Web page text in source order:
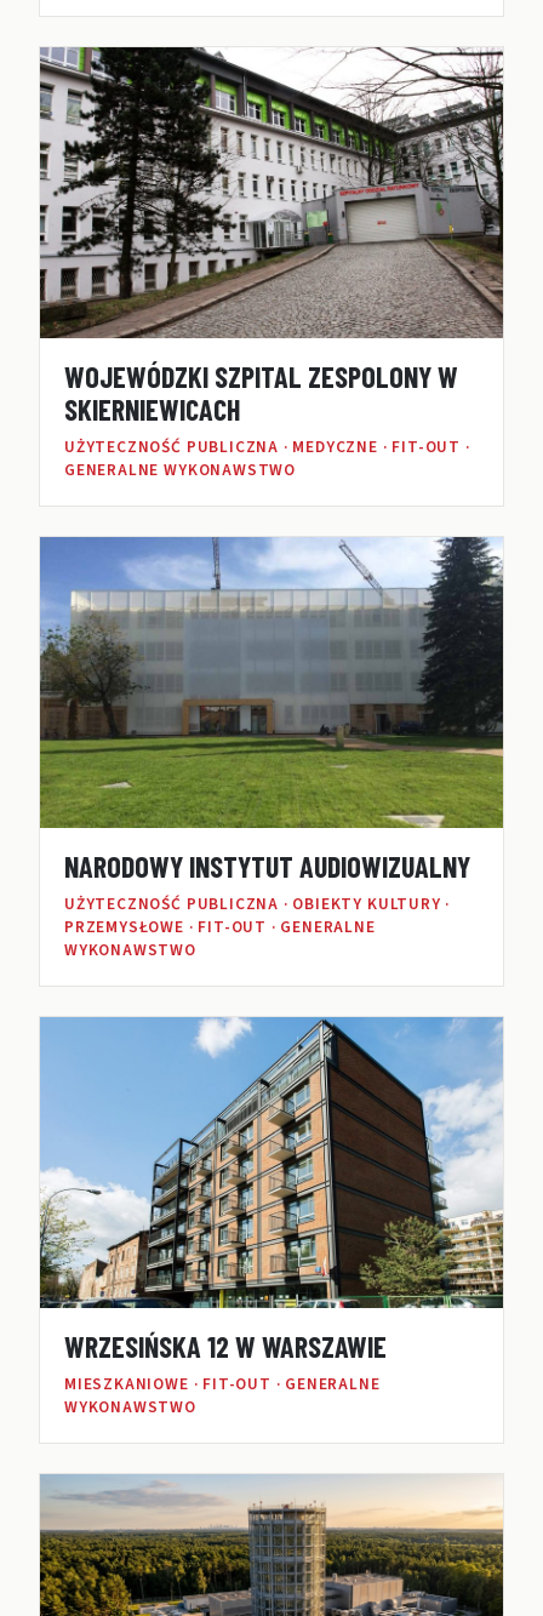
WOJEWÓDZKI SZPITAL ZESPOLONY W
SKIERNIEWICACH
UŻYTECZNOŚĆ PUBLICZNA · MEDYCZNE · FIT-OUT ·
GENERALNE WYKONAWSTWO
NARODOWY INSTYTUT AUDIOWIZUALNY
UŻYTECZNOŚĆ PUBLICZNA · OBIEKTY KULTURY ·
PRZEMYSŁOWE · FIT-OUT · GENERALNE
WYKONAWSTWO
WRZESIŃSKA 12 W WARSZAWIE
MIESZKANIOWE · FIT-OUT · GENERALNE
WYKONAWSTWO